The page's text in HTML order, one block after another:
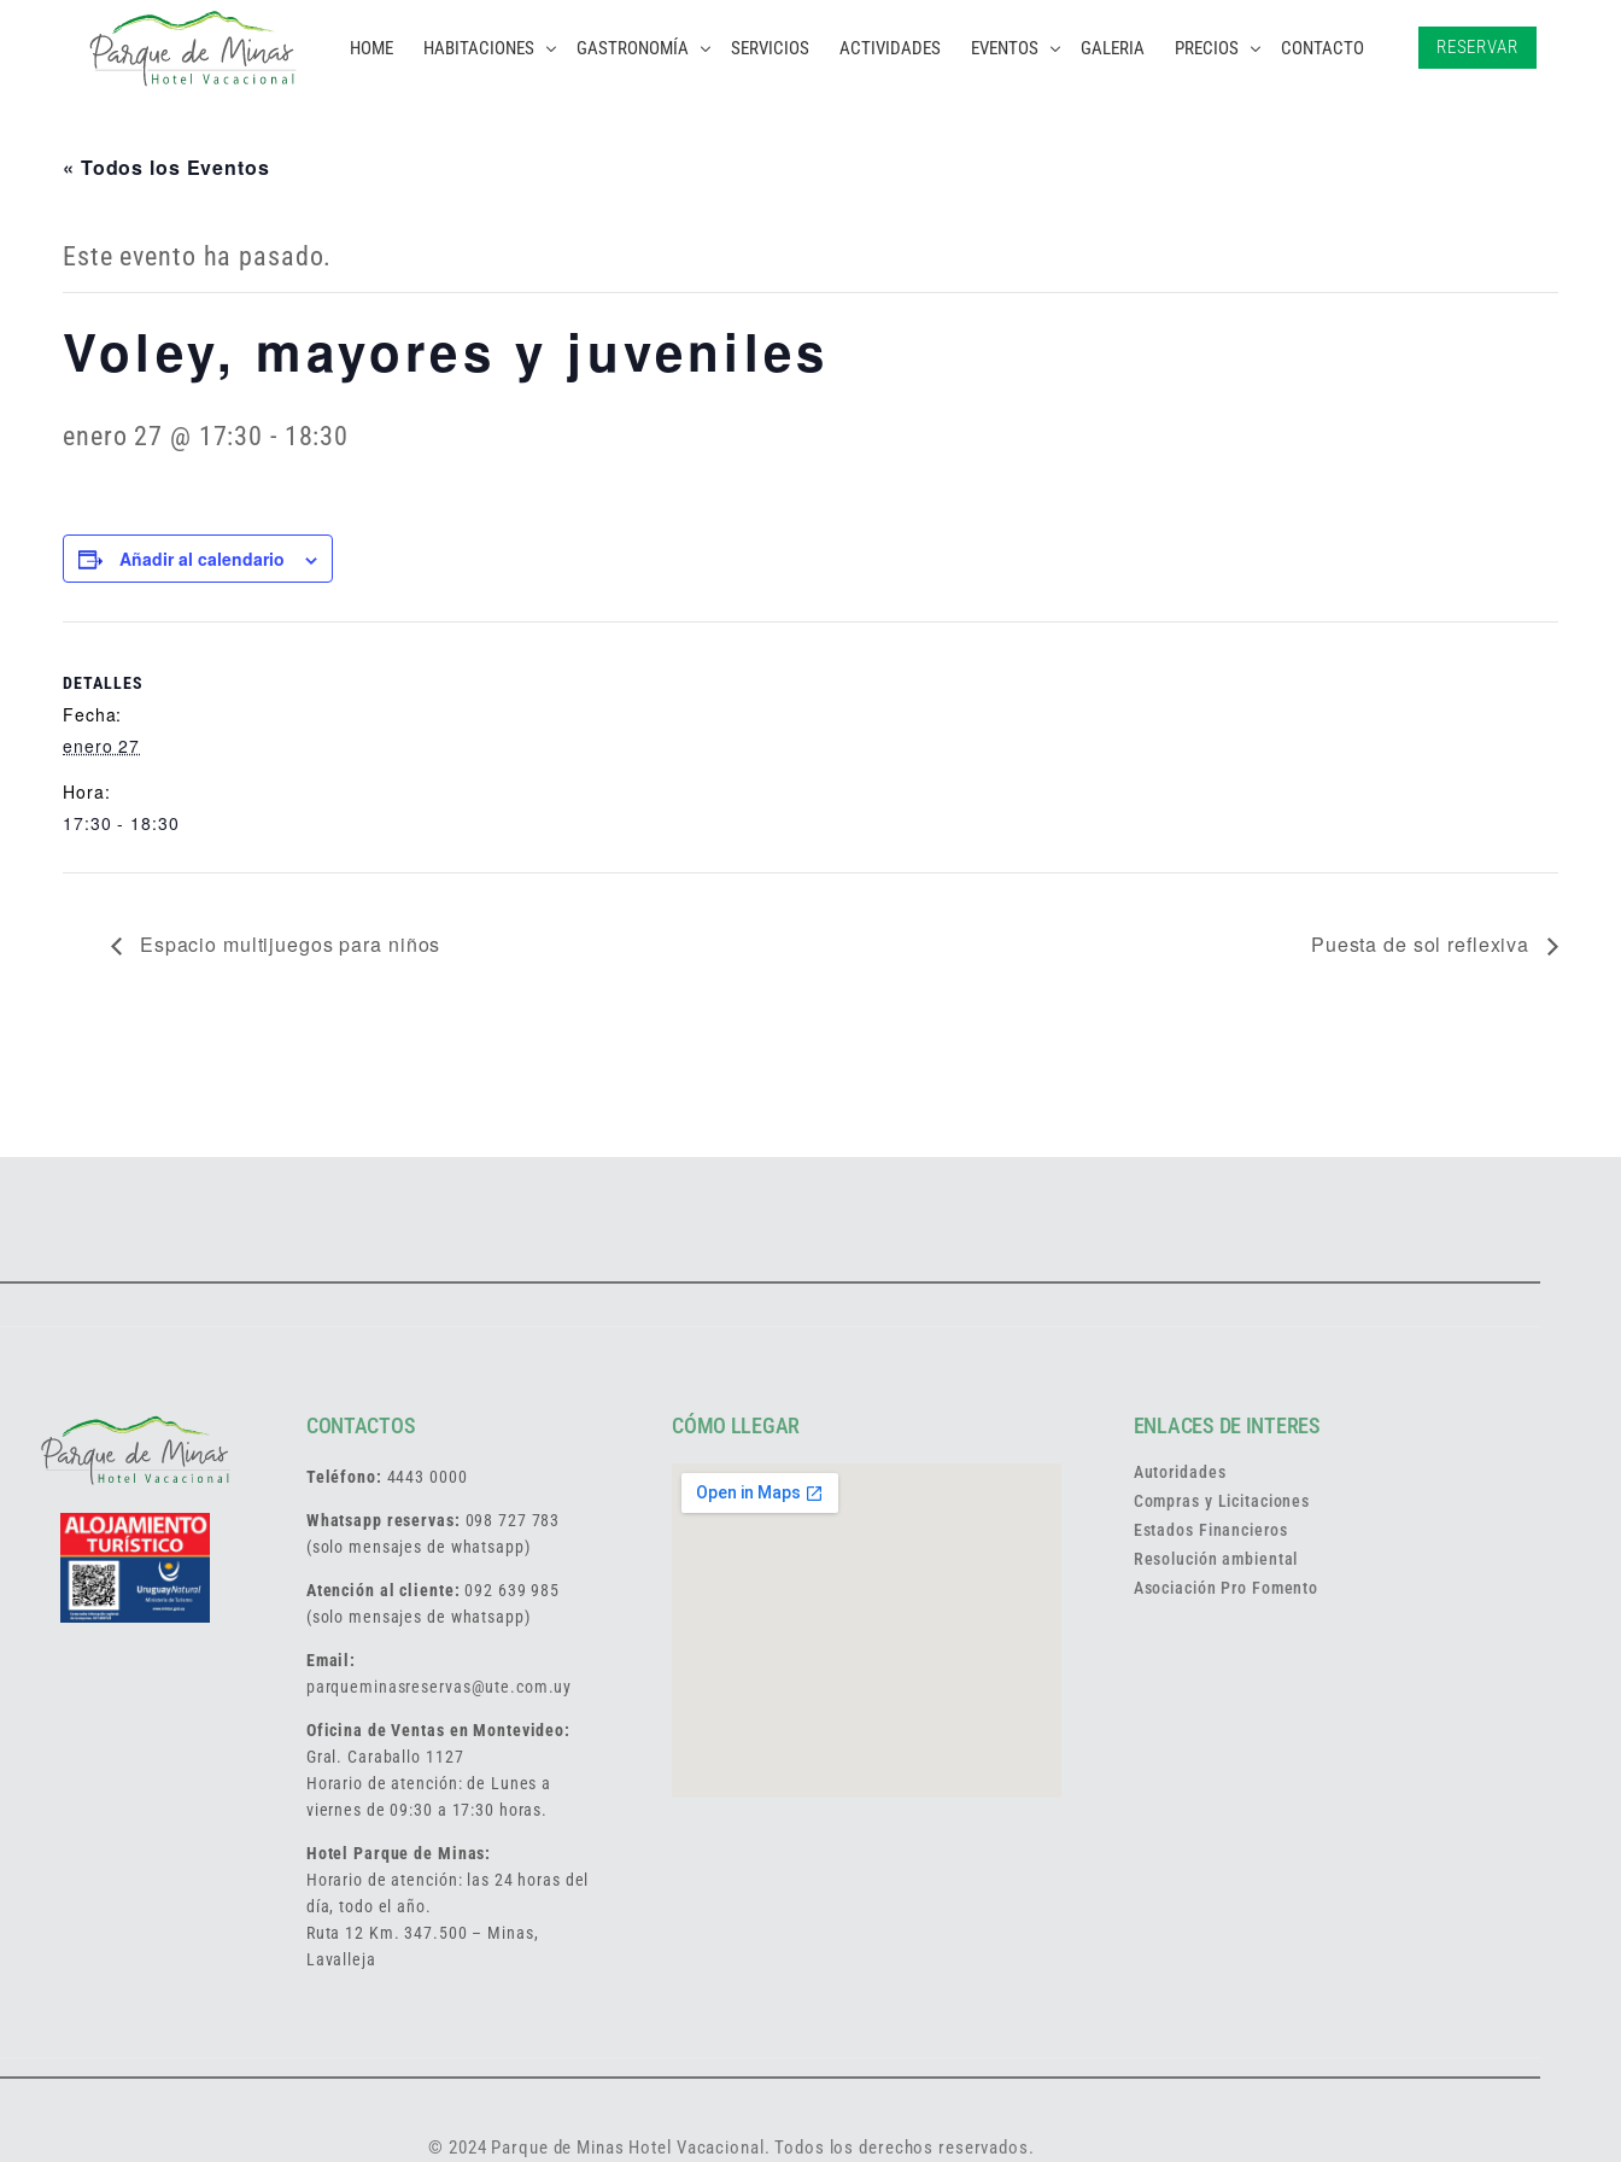
HOME HABITACIONES GASTRONOMÍA SERVICIOS ACTIVIDADES EVENTOS GALERIA PRECIOS CONTACTO RESERVAR
« Todos los Eventos
Este evento ha pasado.
Voley, mayores y juveniles
enero 27 @ 17:30 - 18:30
Añadir al calendario
DETALLES
Fecha:
enero 27
Hora:
17:30 - 18:30
Espacio multijuegos para niños Puesta de sol reflexiva
CONTACTOS
Teléfono: 4443 0000
Whatsapp reservas: 098 727 783
(solo mensajes de whatsapp)
Atención al cliente:092 639 985
(solo mensajes de whatsapp)
Email:
parqueminasreservas@ute.com.uy
Oficina de Ventas en Montevideo:
Gral. Caraballo 1127
Horario de atención: de Lunes a
viernes de 09:30 a 17:30 horas.
Hotel Parque de Minas:
Horario de atención: las 24 horas del
día, todo el año.
Ruta 12 Km. 347.500 – Minas,
Lavalleja
CÓMO LLEGAR ENLACES DE INTERES
Autoridades
Compras y Licitaciones
Estados Financieros
Resolución ambiental
Asociación Pro Fomento
© 2024 Parque de Minas Hotel Vacacional. Todos los derechos reservados.